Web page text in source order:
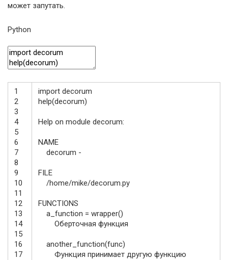
может запутать.
Python
1
2
3
4
5
6
7
8
9
10
11
12
13
14
15
16
17
import decorum
help(decorum)
Help on module decorum:
NAME
decorum -
FILE
/home/mike/decorum.py
FUNCTIONS
a_function = wrapper()
Оберточная функция
another_function(func)
Функция принимает другую функцию